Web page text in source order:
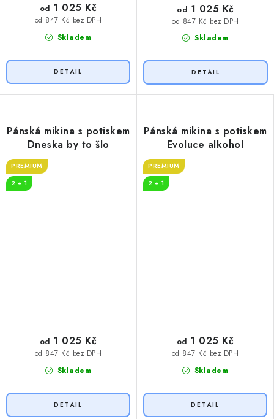
Skladem
od 847 Kč bez DPH
od 1 025 Kč
Skladem
od 847 Kč bez DPH
od 1 025 Kč
Pánská mikina s potiskem
Dneska by to šlo
PREMIUM
2 + 1
Skladem
od 847 Kč bez DPH
od 1 025 Kč
Pánská mikina s potiskem
Evoluce alkohol
PREMIUM
2 + 1
Skladem
od 847 Kč bez DPH
od 1 025 Kč